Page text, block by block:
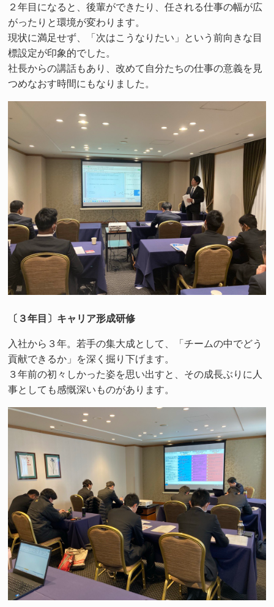
２年目になると、後輩ができたり、任される仕事の幅が広
がったりと環境が変わります。
現状に満足せず、「次はこうなりたい」という前向きな目
標設定が印象的でした。
社長からの講話もあり、改めて自分たちの仕事の意義を見
つめなおす時間にもなりました。
〔３年目〕キャリア形成研修
入社から３年。若手の集大成として、「チームの中でどう
貢献できるか」を深く掘り下げます。
３年前の初々しかった姿を思い出すと、その成長ぶりに人
事としても感慨深いものがあります。